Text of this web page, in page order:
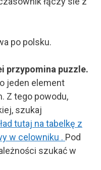
po polsku.
przypomina puzzle.
jeden element
Z tego powodu,
szukaj
tutaj na tabelkę z
w celowniku . Pod
szukać w